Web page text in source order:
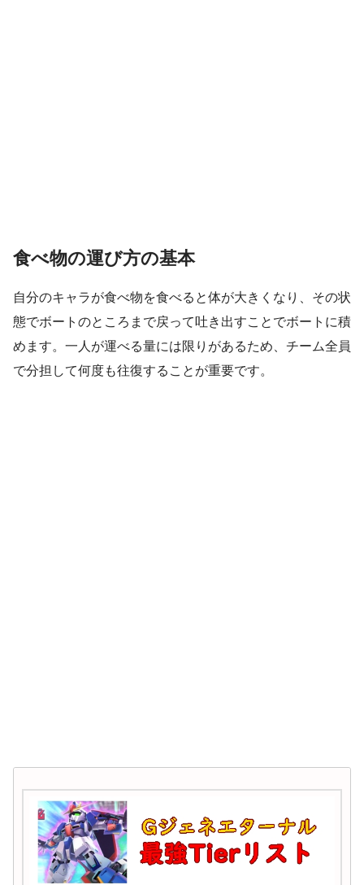
食べ物の運び方の基本
自分のキャラが食べ物を食べると体が大きくなり、その状
態でボートのところまで戻って吐き出すことでボートに積
めます。一人が運べる量には限りがあるため、チーム全員
で分担して何度も往復することが重要です。